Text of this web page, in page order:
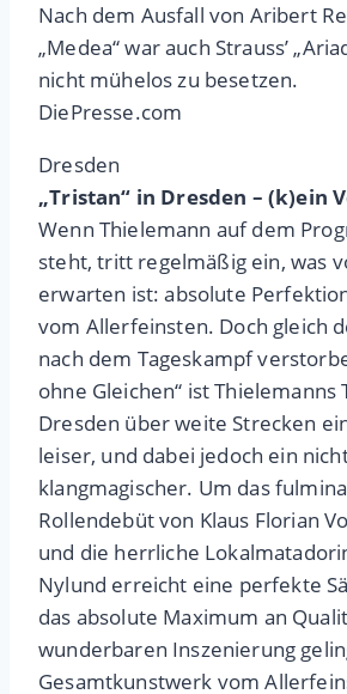
Nach dem Ausfall von Aribert
„Medea“ war auch Strauss’
nicht mühelos zu besetzen.
DiePresse.com
Dresden
„Tristan“ in Dresden – (k)ein
Wenn Thielemann auf dem
steht, tritt regelmäßig ein, was
erwarten ist: absolute
vom Allerfeinsten. Doch gleich
nach dem Tageskampf
ohne Gleichen“ ist Thielemanns
Dresden über weite Strecken
leiser, und dabei jedoch ein
klangmagischer. Um das
Rollendebüt von Klaus Florian
und die herrliche
Nylund erreicht eine perfekte
das absolute Maximum an
wunderbaren Inszenierung
Gesamtkunstwerk vom